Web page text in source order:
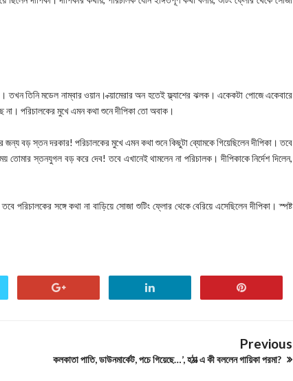
তখন তিনি মডেল নাম্বার ওয়ান। ক্য়ামেরার অন হতেই ফ্ল্যাশের ঝলক। একেকটা পোজে একেবারে
না। পরিচালকের মুখে এমন কথা শুনে দীপিকা তো অবাক।
জন্য বড় স্তন দরকার! পরিচালকের মুখে এমন কথা শুনে কিছুটা ব্যোমকে গিয়েছিলেন দীপিকা। তবে
তোমার স্তনযুগল বড় করে দেব! তবে এখানেই থামলেন না পরিচালক। দীপিকাকে নির্দেশ দিলেন,
সঙ্গে কথা না বাড়িয়ে সোজা শুটিং ফ্লোর থেকে বেরিয়ে এসেছিলেন দীপিকা। স্পষ্ট
Previous
কলকাতা পাতি, ডাউনমার্কেট, পচে গিয়েছে…’, হঠাত্‍ এ কী বললেন গায়িকা পরমা?